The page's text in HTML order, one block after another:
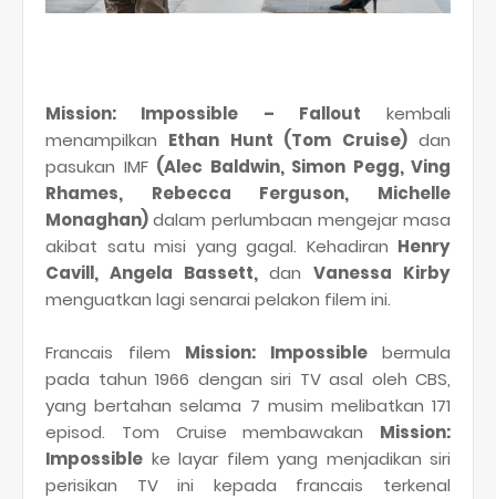
Mission: Impossible – Fallout kembali
menampilkan Ethan Hunt (Tom Cruise)dan
pasukan IMF (Alec Baldwin, Simon Pegg, Ving
Rhames, Rebecca Ferguson, Michelle
Monaghan)dalam perlumbaan mengejar masa
akibat satu misi yang gagal. Kehadiran Henry
Cavill, Angela Bassett, dan Vanessa Kirby
menguatkan lagi senarai pelakon filem ini.
Francais filem Mission: Impossiblebermula
pada tahun 1966 dengan siri TV asal oleh CBS,
yang bertahan selama 7 musim melibatkan 171
episod. Tom Cruise membawakan Mission:
Impossible ke layar filem yang menjadikan siri
perisikan TV ini kepada francais terkenal